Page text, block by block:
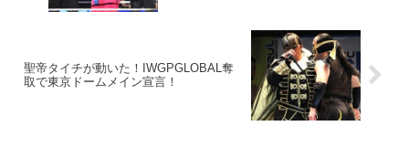
聖帝タイチが動いた！IWGPGLOBAL奪
取で東京ドームメイン宣言！